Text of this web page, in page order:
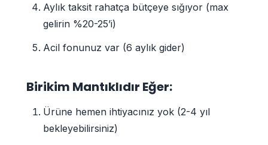
Aylık taksit rahatça bütçeye sığıyor (max
gelirin %20-25’i)
Acil fonunuz var (6 aylık gider)
Birikim Mantıklıdır Eğer:
Ürüne hemen ihtiyacınız yok (2-4 yıl
bekleyebilirsiniz)